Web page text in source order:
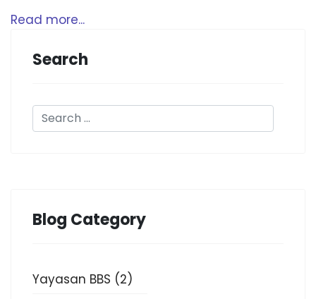
Read more...
Search
Blog Category
Yayasan BBS (2)